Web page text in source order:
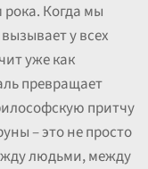
Когда мы
у всех
уже как
превращает
притчу
– это не просто
людьми, между